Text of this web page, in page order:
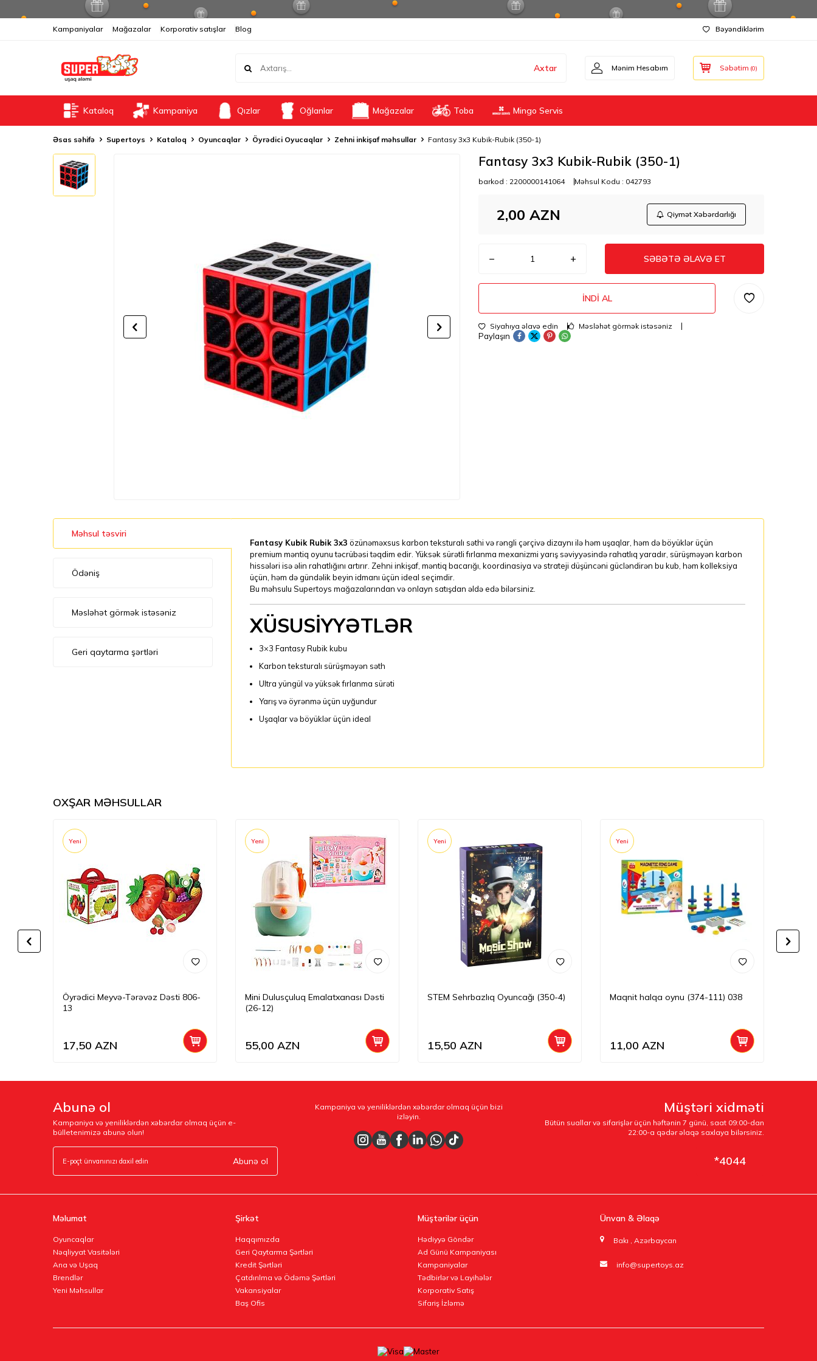
Kampaniyalar Mağazalar Korporativ satışlar Blog Bəyəndiklərim
Axtar Mənim Hesabım Səbətim (0)
Kataloq Kampaniya Qızlar Oğlanlar Mağazalar Toba Mingo Servis
Əsas səhifə Supertoys Kataloq Oyuncaqlar Öyrədici Oyucaqlar Zehni inkişaf məhsullar Fantasy 3x3 Kubik-Rubik (350-1)
Fantasy 3x3 Kubik-Rubik (350-1)
barkod : 2200000141064 Məhsul Kodu : 042793
2,00 AZN Qiymət Xəbərdarlığı
SƏBƏTƏ ƏLAVƏ ET
İNDI AL
Siyahıya əlavə edin Məsləhət görmək istəsəniz
Paylaşın
Məhsul təsviri
Ödəniş
Məsləhət görmək istəsəniz
Geri qaytarma şərtləri
Fantasy Kubik Rubik 3x3 özünəməxsus karbon teksturalı səthi və rəngli çərçivə dizaynı ilə həm uşaqlar, həm də böyüklər üçün
premium məntiq oyunu təcrübəsi təqdim edir. Yüksək sürətli fırlanma mexanizmi yarış səviyyəsində rahatlıq yaradır, sürüşməyən karbon
hissələri isə əlin rahatlığını artırır. Zehni inkişaf, məntiq bacarığı, koordinasiya və strateji düşüncəni gücləndirən bu kub, həm kolleksiya
üçün, həm də gündəlik beyin idmanı üçün ideal seçimdir.
Bu məhsulu Supertoys mağazalarından və onlayn satışdan əldə edə bilərsiniz.
XÜSUSİYYƏTLƏR
3×3 Fantasy Rubik kubu
Karbon teksturalı sürüşməyən səth
Ultra yüngül və yüksək fırlanma sürəti
Yarış və öyrənmə üçün uyğundur
Uşaqlar və böyüklər üçün ideal
OXŞAR MƏHSULLAR
Yeni
Öyrədici Meyvə-Tərəvəz Dəsti 806-
13
17,50 AZN
Yeni
Mini Dulusçuluq Emalatxanası Dəsti
(26-12)
55,00 AZN
Yeni
STEM Sehrbazlıq Oyuncağı (350-4)
15,50 AZN
Yeni
Maqnit halqa oynu (374-111) 038
11,00 AZN
Abunə ol
Kampaniya və yeniliklərdən xəbərdar olmaq üçün e-
bülletenimizə abunə olun!
Abunə ol
Kampaniya və yeniliklərdən xəbərdar olmaq üçün bizi
izləyin.
Müştəri xidməti
Bütün suallar və sifarişlər üçün həftənin 7 günü, saat 09:00-dan
22:00-a qədər əlaqə saxlaya bilərsiniz.
*4044
Məlumat
Oyuncaqlar
Nəqliyyat Vasitələri
Ana və Uşaq
Brendlər
Yeni Məhsullar
Şirkət
Haqqımızda
Geri Qaytarma Şərtləri
Kredit Şərtləri
Çatdırılma və Ödəmə Şərtləri
Vakansiyalar
Baş Ofis
Müştərilər üçün
Hədiyyə Göndər
Ad Günü Kampaniyası
Kampaniyalar
Tədbirlər və Layihələr
Korporativ Satış
Sifariş İzləmə
Ünvan & Əlaqə
Bakı , Azərbaycan
info@supertoys.az